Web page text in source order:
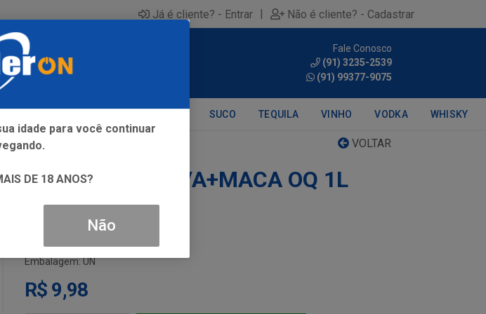
Já é cliente? - Entrar | Não é cliente? - Cadastrar
Fale Conosco
(91) 3235-2539
(91) 99377-9075
SUCO TEQUILA VINHO VODKA WHISKY
VOLTAR
SUCO MISTO UVA+MACA OQ 1L
Código: 1507
Embalagem: UN
R$ 9,98
idade para você continuar
DE 18 ANOS?
Não